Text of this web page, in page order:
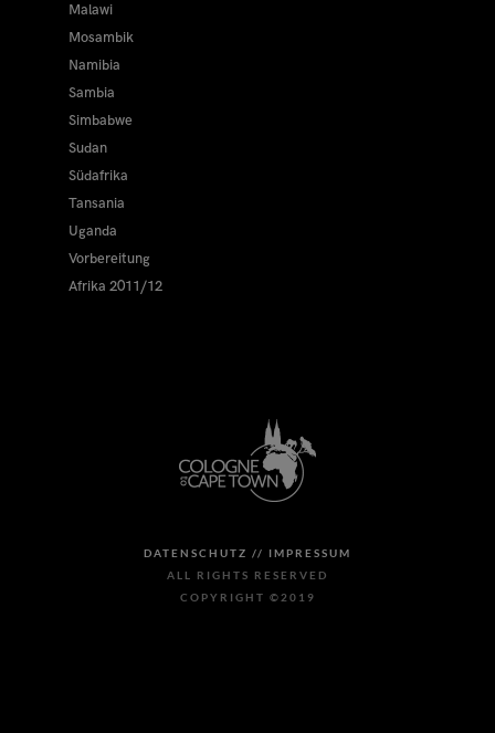
Malawi
Mosambik
Namibia
Sambia
Simbabwe
Sudan
Südafrika
Tansania
Uganda
Vorbereitung
Afrika 2011/12
DATENSCHUTZ // IMPRESSUM
ALL RIGHTS RESERVED
COPYRIGHT ©2019